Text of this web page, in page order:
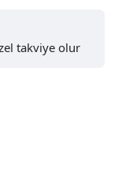
takviye olur